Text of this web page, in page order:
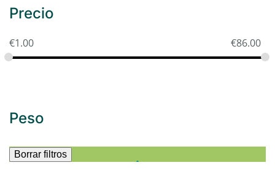
Precio
€1.00 €86.00
Peso
Borrar filtros